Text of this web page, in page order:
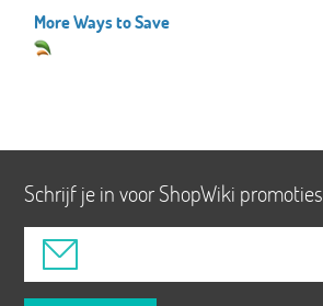
More Ways to Save
Schrijf je in voor ShopWiki promoties